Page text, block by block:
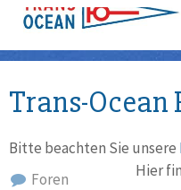
Trans-Ocean
Bitte beachten Sie unsere
Hier
Foren